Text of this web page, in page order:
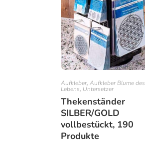
Aufkleber, Aufkleber Blume des
Lebens, Untersetzer
Thekenständer
SILBER/GOLD
vollbestückt, 190
Produkte